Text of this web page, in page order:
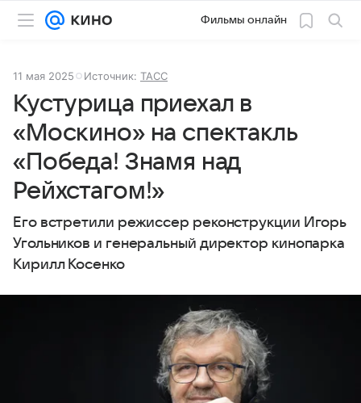
Фильмы онлайн
11 мая 2025 Источник: ТАСС
Кустурица приехал в
«Москино» на спектакль
«Победа! Знамя над
Рейхстагом!»
Его встретили режиссер реконструкции Игорь
Угольников и генеральный директор кинопарка
Кирилл Косенко